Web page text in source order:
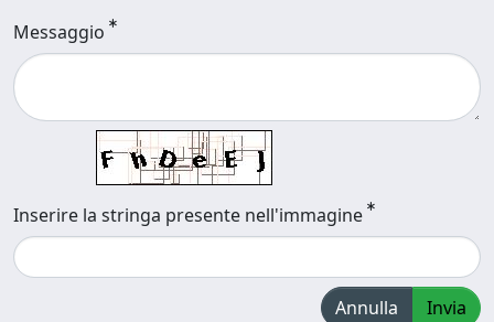
Messaggio
Inserire la stringa presente nell'immagine
Annulla Invia